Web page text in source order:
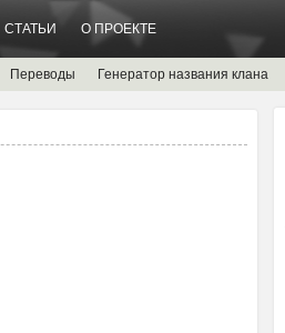
СТАТЬИ О ПРОЕКТЕ
Переводы Генератор названия клана